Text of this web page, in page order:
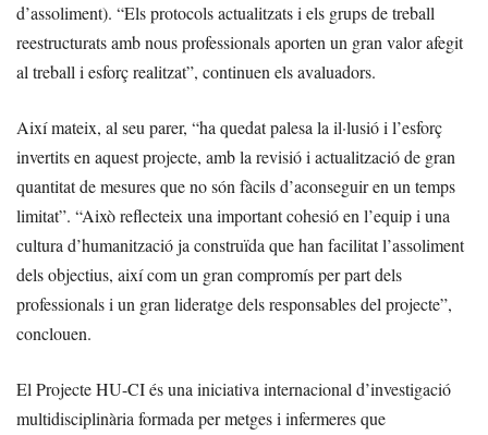
d’assoliment). “Els protocols actualitzats i els grups de treball
reestructurats amb nous professionals aporten un gran valor afegit
al treball i esforç realitzat”, continuen els avaluadors.
Així mateix, al seu parer, “ha quedat palesa la il·lusió i l’esforç
invertits en aquest projecte, amb la revisió i actualització de gran
quantitat de mesures que no són fàcils d’aconseguir en un temps
limitat”. “Això reflecteix una important cohesió en l’equip i una
cultura d’humanització ja construïda que han facilitat l’assoliment
dels objectius, així com un gran compromís per part dels
professionals i un gran lideratge dels responsables del projecte”,
conclouen.
El Projecte HU-CI és una iniciativa internacional d’investigació
multidisciplinària formada per metges i infermeres que